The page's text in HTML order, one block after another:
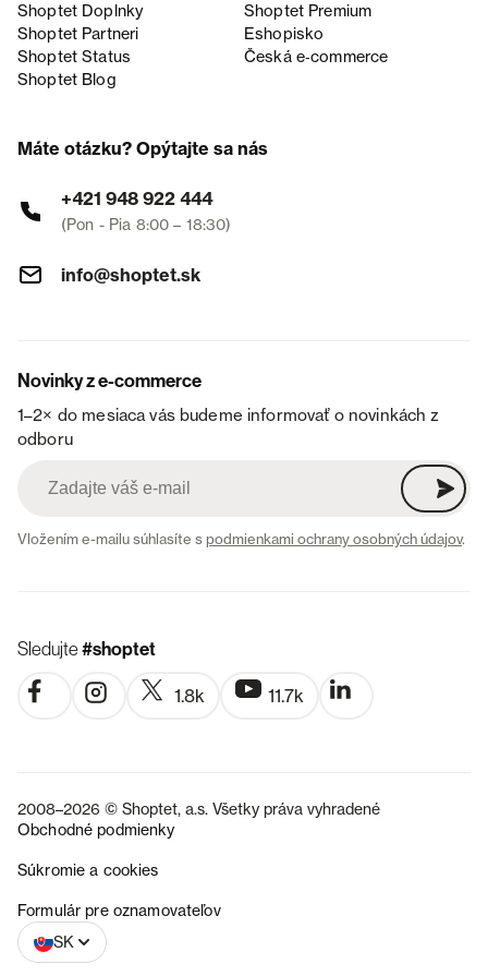
Shoptet Doplnky
Shoptet Premium
Shoptet Partneri
Eshopisko
Shoptet Status
Česká e‑commerce
Shoptet Blog
Máte otázku? Opýtajte sa nás
+421 948 922 444
(Pon - Pia 8:00 – 18:30)
info@shoptet.sk
Novinky z e-commerce
1–2× do mesiaca vás budeme informovať o novinkách z
odboru
Vložením e-mailu súhlasíte spodmienkami ochrany osobných údajov.
Sledujte#shoptet
1.8k 11.7k
2008–2026 © Shoptet, a.s. Všetky práva vyhradené
Obchodné podmienky
Súkromie a cookies
Formulár pre oznamovateľov
SK